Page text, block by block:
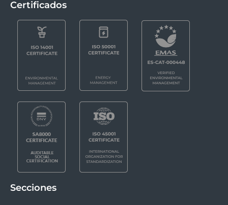
Certificados
Secciones